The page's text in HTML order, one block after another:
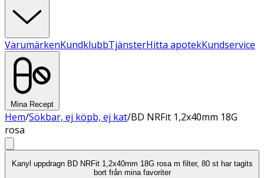
VarumärkenKundklubbTjänsterHitta apotekKundservice
Mina Recept
Hem/Sökbar, ej köpb, ej kat/BD NRFit 1,2x40mm 18G
rosa
Kanyl uppdragn BD NRFit 1,2x40mm 18G rosa m filter, 80 st har tagits
bort från mina favoriter